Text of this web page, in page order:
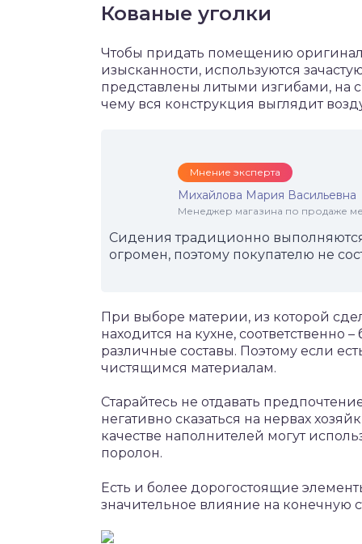
Кованые уголки
Чтобы придать помещению
изысканности, используются
представлены литыми изгибами, на
чему вся конструкция выглядит
Мнение эксперта
Михайлова Мария Васильевна
Менеджер магазина по продаже
Сидения традиционно
огромен, поэтому покупателю не
При выборе материи, из которой
находится на кухне, соответственно
различные составы. Поэтому если
чистящимся материалам.
Старайтесь не отдавать
негативно сказаться на нервах
качестве наполнителей могут
поролон.
Есть и более дорогостоящие
значительное влияние на конечную